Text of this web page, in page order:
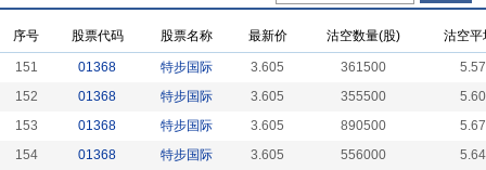
序号 股票代码 股票名称 最新价 沽空数量(股) 沽空平
151 01368 特步国际 3.605 361500
152
01368 特步国际 3.605 355500
153
01368 特步国际 3.605 890500
154
01368 特步国际 3.605 556000